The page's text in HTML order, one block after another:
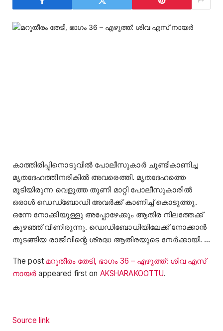
കാത്തിരിപ്പിനൊടുവിൽ പോലീസുകാർ ചൂണ്ടികാണിച്ച
മൃതദേഹത്തിനരികിൽ അവരെത്തി. മൃതദേഹത്തെ
മൂടിയിരുന്ന വെളുത്ത തുണി മാറ്റി പോലീസുകാരിൽ
ഒരാൾ ഡെഡ്ബോഡി അവർക്ക് കാണിച്ച് കൊടുത്തു.
ഒന്നേ നോക്കിയുള്ളു അപ്പോഴേക്കും ആതിര നിലത്തേക്ക്
കുഴഞ്ഞ് വീണിരുന്നു. ഡെഡിബോധിയിലേക്ക് നോക്കാൻ
തുടങ്ങിയ രാജീവിന്റെ ശ്രദ്ധ ആതിരയുടെ നേർക്കായി. …
The post മറുതീരം തേടി, ഭാഗം 36 – എഴുത്ത്: ശിവ എസ്
നായർ appeared first on AKSHARAKOOTTU.
Source link